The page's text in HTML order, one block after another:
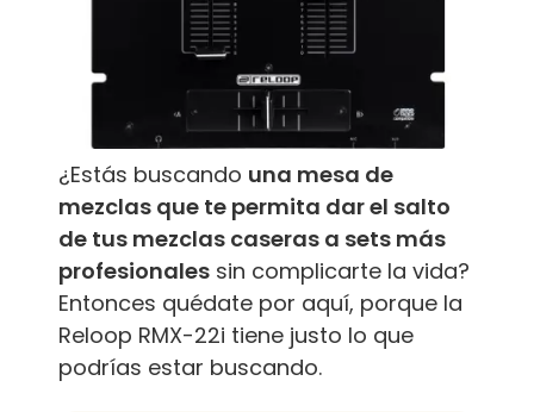
¿Estás buscando una mesa de
mezclas que te permita dar el salto
de tus mezclas caseras a sets más
profesionales sin complicarte la vida?
Entonces quédate por aquí, porque la
Reloop RMX-22i tiene justo lo que
podrías estar buscando.